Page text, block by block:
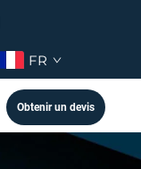
FR
Obtenir un devis